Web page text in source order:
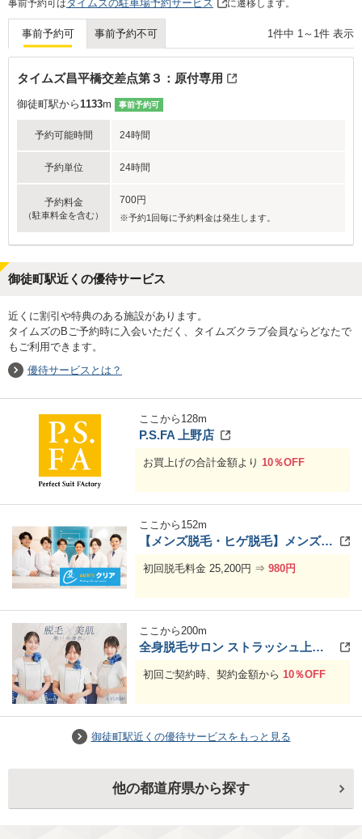
事前予約可はタイムズの駐車場予約サービス に遷移します。
事前予約可 事前予約不可 1件中 1 ～ 1件 表示
タイムズ昌平橋交差点第３：原付専用
御徒町駅から1133m 事前予約可
予約可能時間 24時間
予約単位 24時間
予約料金
（駐車料金を含む）
700円
※予約1回毎に予約料金は発生します。
御徒町駅近くの優待サービス
近くに割引や特典のある施設があります。
タイムズのBご予約時に入会いただく、タイムズクラブ会員ならどなたで
もご利用できます。
優待サービスとは？
ここから 128m
P.S.FA 上野店
お買上げの合計金額より 10％OFF
ここから 152m
【メンズ脱毛・ヒゲ脱毛】メンズクリア 上野店
初回脱毛料金 25,200円 ⇒ 980円
ここから200m
全身脱毛サロン ストラッシュ上野店
初回ご契約時、契約金額から 10％OFF
お申し込みはコチラ(全身脱毛サロン スト
ラッシュサイトに移動します)
お申し込みはコチラ(全身脱毛サロン スト
ラッシュサイトに移動します)
御徒町駅近くの優待サービスをもっと見る
他の都道府県から探す